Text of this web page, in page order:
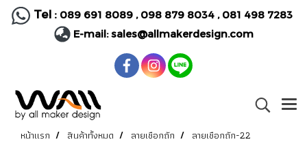
Tel : 089 691 8089, 098 879 8034 , 081 498 7283
E-mail:sales@allmakerdesign.com
หน้าแรก สินค้าทั้งหมด ลายเชือกถัก ลายเชือกถัก-22